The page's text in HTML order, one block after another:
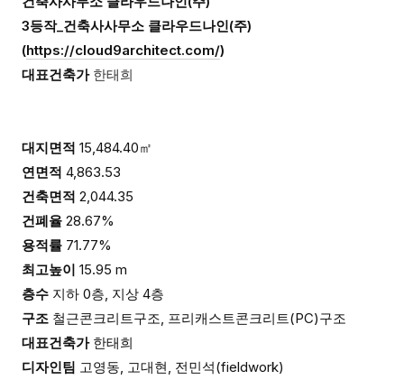
3등작_건축사사무소 클라우드나인(주)
(https://cloud9architect.com/)
대표건축가 한태희
대지면적 15,484.40㎡
연면적 4,863.53
건축면적 2,044.35
건폐율 28.67%
용적률 71.77%
최고높이 15.95 m
층수 지하 0층, 지상 4층
구조 철근콘크리트구조, 프리캐스트콘크리트(PC)구조
대표건축가한태희
디자인팀 고영동, 고대현, 전민석(fieldwork)